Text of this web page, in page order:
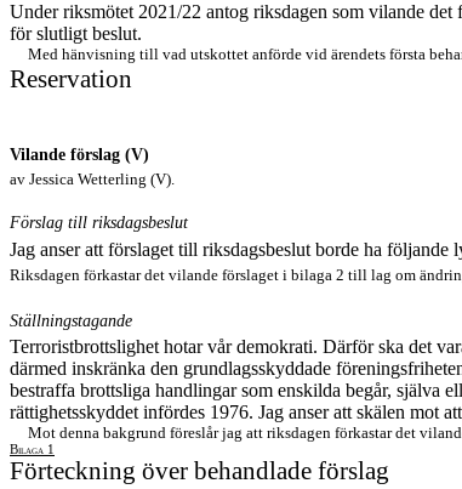
Under riksmötet 2021/22 antog riksdagen som vilande
för slutligt beslut.
Med hänvisning till vad utskottet anförde vid ärendets första
Reservation
Vilande förslag (V)
av Jessica Wetterling (V).
Förslag till riksdagsbeslut
Jag anser att förslaget till riksdagsbeslut borde ha följande
Riksdagen förkastar det vilande förslaget i bilaga 2 till lag om
Ställningstagande
Terroristbrottslighet hotar vår demokrati. Därför ska det
därmed inskränka den grundlagsskyddade
bestraffa brottsliga handlingar som enskilda begår, själva
rättighetsskyddet infördes 1976. Jag anser att skälen mot
Mot denna bakgrund föreslår jag attriksdagen förkastardet
Bilaga 1
Förteckning över behandlade förslag